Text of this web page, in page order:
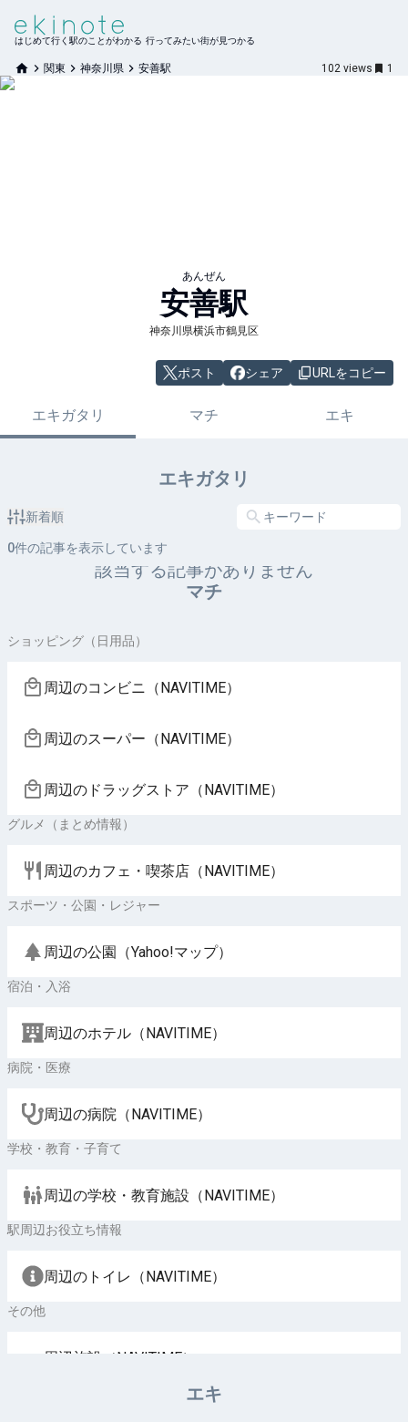
はじめて行く駅のことがわかる 行ってみたい街が見つかる
関東 神奈川県 安善駅 102 views 1
あんぜん
安善駅
神奈川県横浜市鶴見区
ポスト シェア URLをコピー
エキガタリ マチ エキ
エキガタリ
新着順
0件の記事を表示しています
該当する記事がありません
マチ
ショッピング（日用品）
周辺のコンビニ（NAVITIME）
周辺のスーパー（NAVITIME）
周辺のドラッグストア（NAVITIME）
グルメ（まとめ情報）
周辺のカフェ・喫茶店（NAVITIME）
スポーツ・公園・レジャー
周辺の公園（Yahoo!マップ）
宿泊・入浴
周辺のホテル（NAVITIME）
病院・医療
周辺の病院（NAVITIME）
学校・教育・子育て
周辺の学校・教育施設（NAVITIME）
駅周辺お役立ち情報
周辺のトイレ（NAVITIME）
その他
周辺施設（NAVITIME）
エキ